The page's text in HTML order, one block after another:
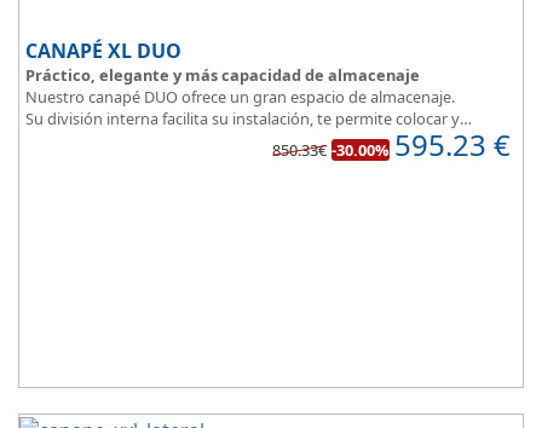
CANAPÉ XL DUO
Práctico, elegante y más capacidad de almacenaje
Nuestro canapé DUO ofrece un gran espacio de almacenaje.
Su división interna facilita su instalación, te permite colocar y
distribuir mucho mejor todo lo que quieres guardar.
Asegura la firmeza y calidad en el descanso.
850.33€ -30.00% 595.23 €